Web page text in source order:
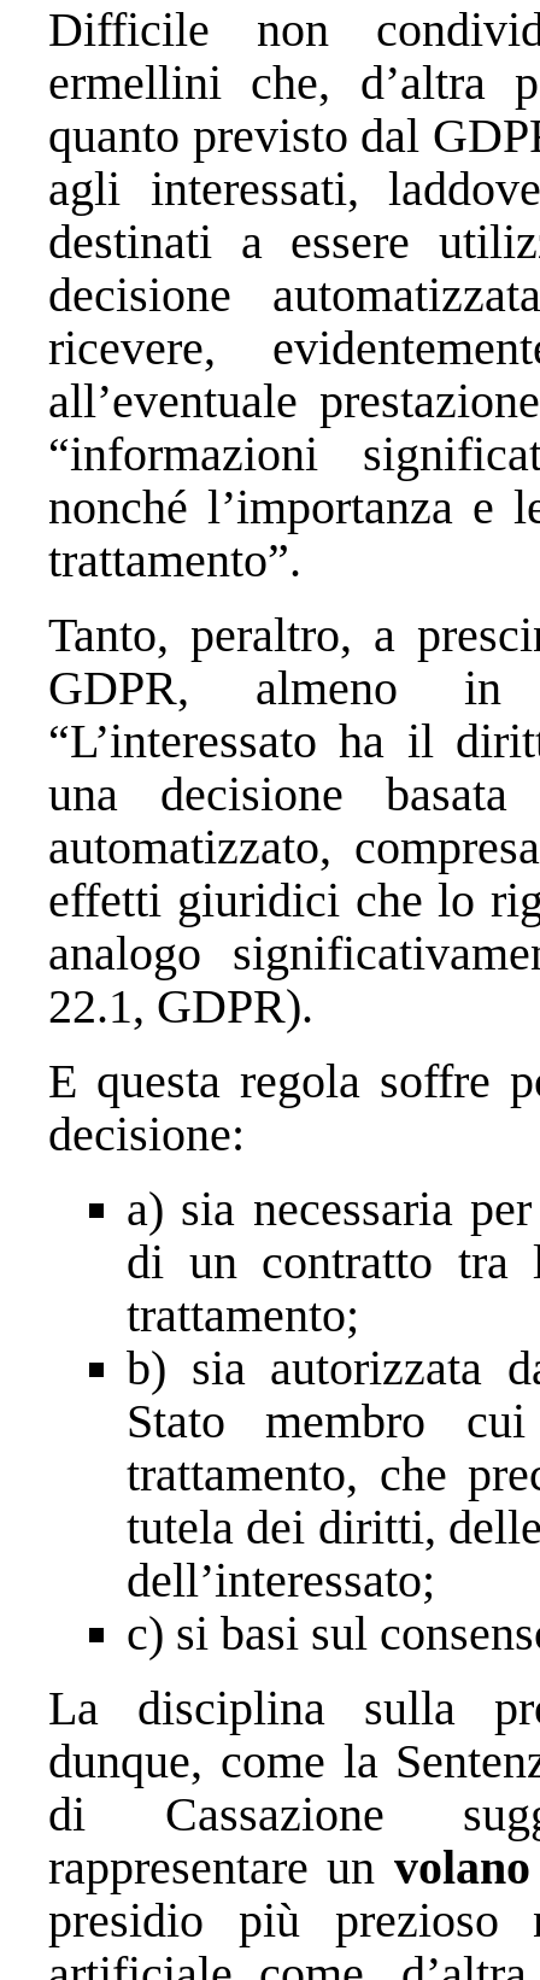
Difficile non
ermellini che, d’altra
quanto previsto dal
agli interessati,
destinati a essere
decisione
ricevere,
all’eventuale
“informazioni
nonché l’importanza e
trattamento”.
Tanto, peraltro, a
GDPR, almeno in
“L’interessato ha il
una decisione
automatizzato,
effetti giuridici che lo
analogo
22.1, GDPR).
E questa regola soffre
decisione:
a) sia necessaria
di un contratto tra
trattamento;
b) sia autorizzata
Stato membro
trattamento, che
tutela dei diritti,
dell’interessato;
c) si basi sul
La disciplina sulla
dunque, come la
di Cassazione
rappresentare un
presidio più prezioso